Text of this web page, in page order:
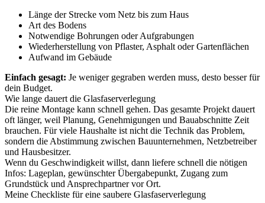
Länge der Strecke vom Netz bis zum Haus
Art des Bodens
Notwendige Bohrungen oder Aufgrabungen
Wiederherstellung von Pflaster, Asphalt oder Gartenflächen
Aufwand im Gebäude
Einfach gesagt: Je weniger gegraben werden muss, desto besser für
dein Budget.
Wie lange dauert die Glasfaserverlegung
Die reine Montage kann schnell gehen. Das gesamte Projekt dauert
oft länger, weil Planung, Genehmigungen und Bauabschnitte Zeit
brauchen. Für viele Haushalte ist nicht die Technik das Problem,
sondern die Abstimmung zwischen Bauunternehmen, Netzbetreiber
und Hausbesitzer.
Wenn du Geschwindigkeit willst, dann liefere schnell die nötigen
Infos: Lageplan, gewünschter Übergabepunkt, Zugang zum
Grundstück und Ansprechpartner vor Ort.
Meine Checkliste für eine saubere Glasfaserverlegung